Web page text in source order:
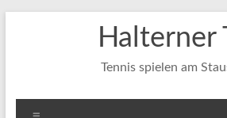
Halterner
Tennis spielen am